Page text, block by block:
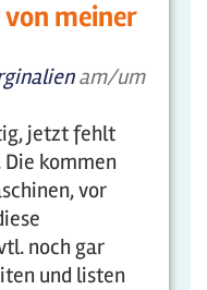
meiner
am/um
jetzt fehlt
Die kommen
vor
noch gar
und listen